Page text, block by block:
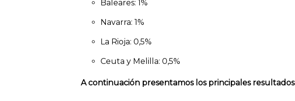
Baleares: 1%
Navarra: 1%
La Rioja: 0,5%
Ceuta y Melilla: 0,5%
A continuación presentamos los principales resultados